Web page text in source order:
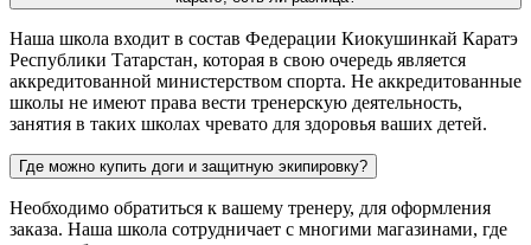
Наша школа входит в состав Федерации Киокушинкай Каратэ
Республики Татарстан, которая в свою очередь является
аккредитованной министерством спорта. Не аккредитованные
школы не имеют права вести тренерскую деятельность,
занятия в таких школах чревато для здоровья ваших детей.
Где можно купить доги и защитную экипировку?
Необходимо обратиться к вашему тренеру, для оформления
заказа. Наша школа сотрудничает с многими магазинами, где